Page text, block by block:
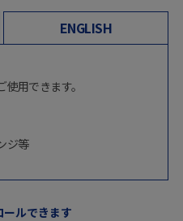
ENGLISH
用できます。
ジ等
ールできます